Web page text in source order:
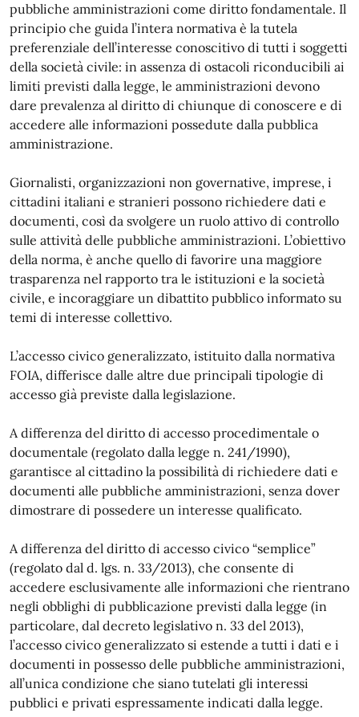
pubbliche amministrazioni come diritto fondamentale. Il
principio che guida l’intera normativa è la tutela
preferenziale dell’interesse conoscitivo di tutti i soggetti
della società civile: in assenza di ostacoli riconducibili ai
limiti previsti dalla legge, le amministrazioni devono
dare prevalenza al diritto di chiunque di conoscere e di
accedere alle informazioni possedute dalla pubblica
amministrazione.
Giornalisti, organizzazioni non governative, imprese, i
cittadini italiani e stranieri possono richiedere dati e
documenti, così da svolgere un ruolo attivo di controllo
sulle attività delle pubbliche amministrazioni. L’obiettivo
della norma, è anche quello di favorire una maggiore
trasparenza nel rapporto tra le istituzioni e la società
civile, e incoraggiare un dibattito pubblico informato su
temi di interesse collettivo.
L’accesso civico generalizzato, istituito dalla normativa
FOIA, differisce dalle altre due principali tipologie di
accesso già previste dalla legislazione.
A differenza del diritto di accesso procedimentale o
documentale (regolato dalla legge n. 241/1990),
garantisce al cittadino la possibilità di richiedere dati e
documenti alle pubbliche amministrazioni, senza dover
dimostrare di possedere un interesse qualificato.
A differenza del diritto di accesso civico “semplice”
(regolato dal d. lgs. n. 33/2013), che consente di
accedere esclusivamente alle informazioni che rientrano
negli obblighi di pubblicazione previsti dalla legge (in
particolare, dal decreto legislativo n. 33 del 2013),
l’accesso civico generalizzato si estende a tutti i dati e i
documenti in possesso delle pubbliche amministrazioni,
all’unica condizione che siano tutelati gli interessi
pubblici e privati espressamente indicati dalla legge.